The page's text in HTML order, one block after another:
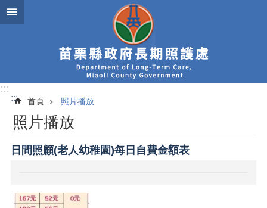
跳到主要內容區塊
:::
:::
首頁 照片播放
照片播放
日間照顧(老人幼稚園)每日自費金額表